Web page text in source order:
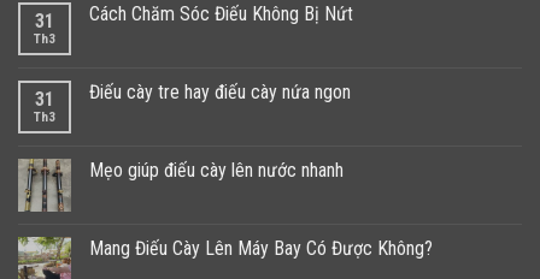
31
Th3
Cách Chăm Sóc Điếu Không Bị Nứt
31
Th3
Điếu cày tre hay điếu cày nứa ngon
Mẹo giúp điếu cày lên nước nhanh
Mang Điếu Cày Lên Máy Bay Có Được Không?